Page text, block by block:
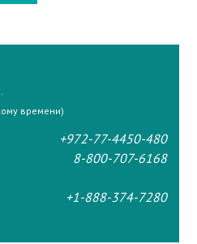
времени)
+972-77-4450-480
8-800-707-6168
+1-888-374-7280